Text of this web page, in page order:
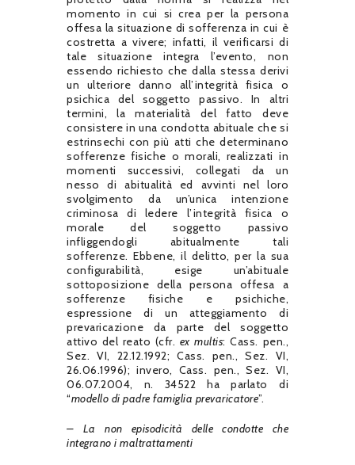
momento in cui si crea per la persona
offesa la situazione di sofferenza in cui è
costretta a vivere; infatti, il verificarsi di
tale situazione integra l’evento, non
essendo richiesto che dalla stessa derivi
un ulteriore danno all’integrità fisica o
psichica del soggetto passivo. In altri
termini, la materialità del fatto deve
consistere in una condotta abituale che si
estrinsechi con più atti che determinano
sofferenze fisiche o morali, realizzati in
momenti successivi, collegati da un
nesso di abitualità ed avvinti nel loro
svolgimento da un’unica intenzione
criminosa di ledere l’integrità fisica o
morale del soggetto passivo
infliggendogli abitualmente tali
sofferenze. Ebbene, il delitto, per la sua
configurabilità, esige un’abituale
sottoposizione della persona offesa a
sofferenze fisiche e psichiche,
espressione di un atteggiamento di
prevaricazione da parte del soggetto
attivo del reato (cfr. ex multis: Cass. pen.,
Sez. VI, 22.12.1992; Cass. pen., Sez. VI,
26.06.1996); invero, Cass. pen., Sez. VI,
06.07.2004, n. 34522 ha parlato di
“modello di padre famiglia prevaricatore”.
– La non episodicità delle condotte che
integrano i maltrattamenti